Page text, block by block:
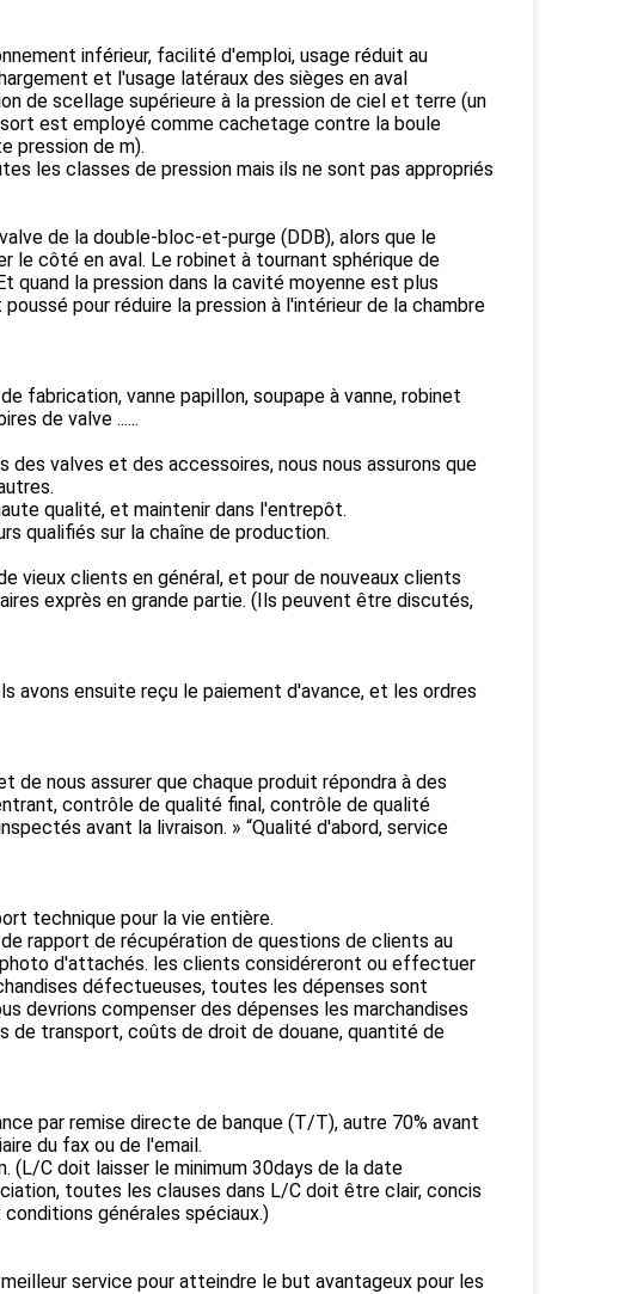
inférieur, facilité d'emploi, usage réduit au
et l'usage latéraux des sièges en aval
de scellage supérieure à la pression de ciel et terre (un
est employé comme cachetage contre la boule
pression de m).
les classes de pression mais ils ne sont pas appropriés
de la double-bloc-et-purge (DDB), alors que le
côté en aval. Le robinet à tournant sphérique de
quand la pression dans la cavité moyenne est plus
pour réduire la pression à l'intérieur de la chambre
fabrication, vanne papillon, soupape à vanne, robinet
de valve ......
valves et des accessoires, nous nous assurons que
qualité, et maintenir dans l'entrepôt.
qualifiés sur la chaîne de production.
vieux clients en général, et pour de nouveaux clients
exprès en grande partie. (Ils peuvent être discutés,
avons ensuite reçu le paiement d'avance, et les ordres
nous assurer que chaque produit répondra à des
contrôle de qualité final, contrôle de qualité
avant la livraison. » “Qualité d'abord, service
technique pour la vie entière.
rapport de récupération de questions de clients au
d'attachés. les clients considéreront ou effectuer
défectueuses, toutes les dépenses sont
devrions compenser des dépenses les marchandises
transport, coûts de droit de douane, quantité de
par remise directe de banque (T/T), autre 70% avant
du fax ou de l'email.
(L/C doit laisser le minimum 30days de la date
toutes les clauses dans L/C doit être clair, concis
générales spéciaux.)
service pour atteindre le but avantageux pour les